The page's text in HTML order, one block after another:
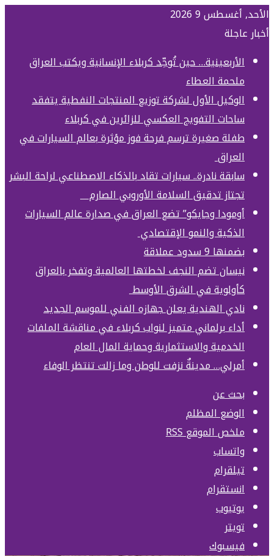
الأحد, أغسطس 9 2026
أخبار عاجلة
الأربعينية… حين تُوحِّد كربلاء الإنسانية ويكتب العراق
ملحمة العطاء
الوكيل الأول لشركة توزيع المنتجات النفطية يتفقد
ساحات التفويج العكسي للزائرين في كربلاء
طفلة صغيرة ترسم فرحة فوز مؤثرة بعالم السيارات في
العراق
سابقة نادرة.. سيارات تقاد بالذكاء الاصطناعي لراحة البشر
تجتاز تدقيق السلامة الأوروبي الصارم
أومودا وجايكو” تضع العراق في صدارة عالم السيارات
الذكية والنمو الإقتصادي
بضمنها 9 سدود عملاقة
نيسان تضم النجف لخطتها العالمية وتفخر بالعراق
كأولوية في الشرق الأوسط
نادي الهندية يعلن جهازه الفني للموسم الجديد
أداء برلماني متميز لنواب كربلاء في مناقشة الملفات
الخدمية والاستثمارية وحماية المال العام
أمرلي… مدينةٌ نزفت للوطن وما زالت تنتظر الوفاء
بحث عن
الوضع المظلم
ملخص الموقع RSS
واتساب
تيلقرام
انستقرام
يوتيوب
تويتر
فيسبوك